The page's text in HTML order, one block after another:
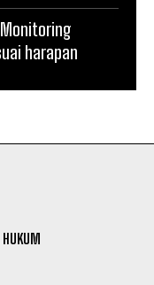
harapan
HUKUM